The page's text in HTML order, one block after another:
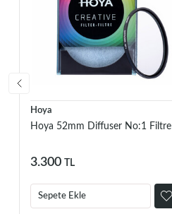
Hoya
Hoya 52mm Diffuser No:1 Filtre
3.300 TL
Sepete Ekle